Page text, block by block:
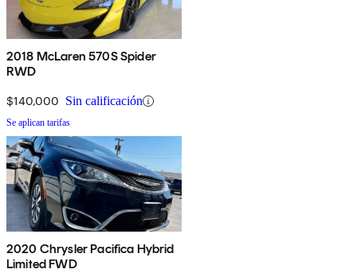
2018 McLaren 570S Spider
RWD
$140,000 Sin calificación
Se aplican tarifas
2020 Chrysler Pacifica Hybrid
Limited FWD